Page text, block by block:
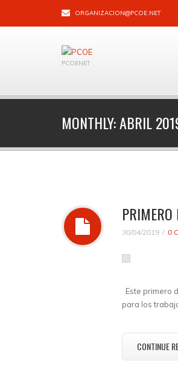
ORGANIZACION@PCOE.NET
PCOENET
MONTHLY:ABRIL
PRIMERO
30/04/2019 0
Este primero
para los
CONTINUE